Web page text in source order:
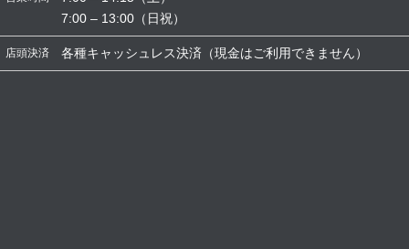
7:00 – 13:00（日祝）
店頭決済 各種キャッシュレス決済（現金はご利用できません）